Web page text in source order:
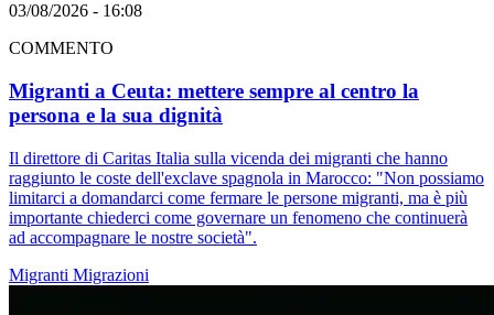
03/08/2026 - 16:08
COMMENTO
Migranti a Ceuta: mettere sempre al centro la
persona e la sua dignità
Il direttore di Caritas Italia sulla vicenda dei migranti che hanno
raggiunto le coste dell'exclave spagnola in Marocco: "Non possiamo
limitarci a domandarci come fermare le persone migranti, ma è più
importante chiederci come governare un fenomeno che continuerà
ad accompagnare le nostre società".
Migranti Migrazioni